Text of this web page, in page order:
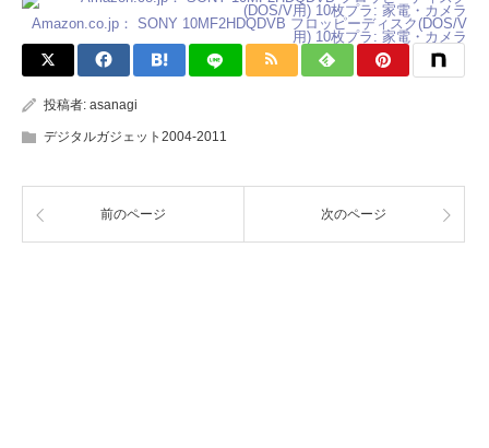
Amazon.co.jp： SONY 10MF2HDQDVB フロッピーディスク(DOS/V
用) 10枚プラ: 家電・カメラ
投稿者: asanagi
デジタルガジェット2004-2011
前のページ 次のページ